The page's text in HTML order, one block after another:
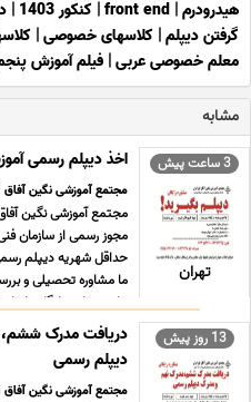
هیدرودرم|
front end
| کنکور 1403 |
گرفتن دیپلم| کلاسهای خصوصی|
معلم خصوصی عربی| فیلم آموزش
مشابه
3 ساعت پیش
تهران
اخذ دیپلم رسمی
مجتمع آموزشی نگین آفاق
مجوز رسمی از سازمان
حداقل شهریه دیپلم
ما مشاوره تحصیلی و
برای مشاوره رایگان با
13 روز پیش
دریافت مدرک ششم،
دیپلم رسمی
مجتمع آموزشی نگین آفاق